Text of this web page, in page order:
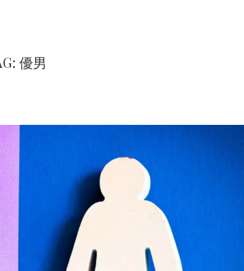
優男